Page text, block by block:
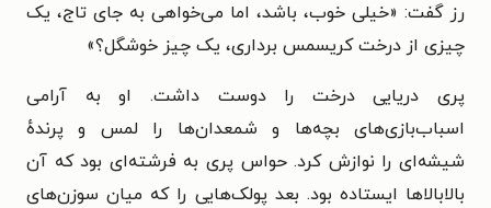
رز گفت: «خیلی خوب، باشد، اما می‌خواهی به جای تاج، یک
چیزی از درخت کریسمس برداری، یک چیز خوشگل؟»
پری دریایی درخت را دوست داشت. او به آرامی
اسباب‌بازی‌های بچه‌ها و شمعدان‌ها را لمس و پرندهٔ
شیشه‌ای را نوازش کرد. حواس پری به فرشته‌ای بود که آن
بالابالاها ایستاده بود. بعد پولک‌هایی را که میان سوزن‌های